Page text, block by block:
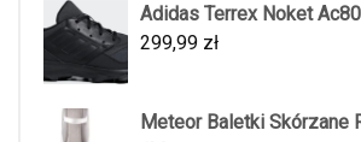
Adidas Terrex Noket
299,99 zł
Meteor Baletki Skórzane